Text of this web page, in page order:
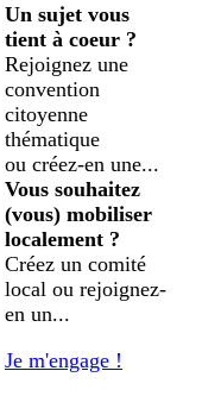
Un sujet vous
tient à coeur ?
Rejoignez une
convention
citoyenne
thématique
ou créez-en une...
Vous souhaitez
(vous) mobiliser
localement ?
Créez un comité
local ou rejoignez-
en un...
Je m'engage !